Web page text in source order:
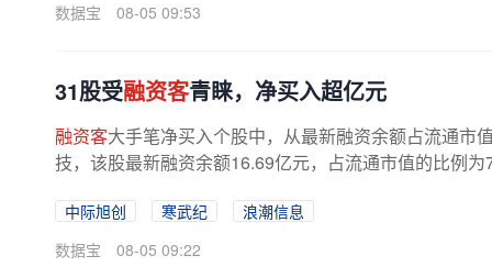
数据宝
08-05 09:53
31股受融资客青睐，净买入超亿元
融资客大手笔净买入个股中，从最新融资余额占流通市
技，该股最新融资余额16.69亿元，占流通市值的比例
中际旭创 寒武纪
浪潮信息
数据宝
08-05 09:22